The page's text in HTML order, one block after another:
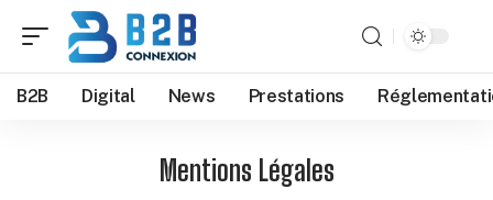
B2B Digital News Prestations
Mentions Légales